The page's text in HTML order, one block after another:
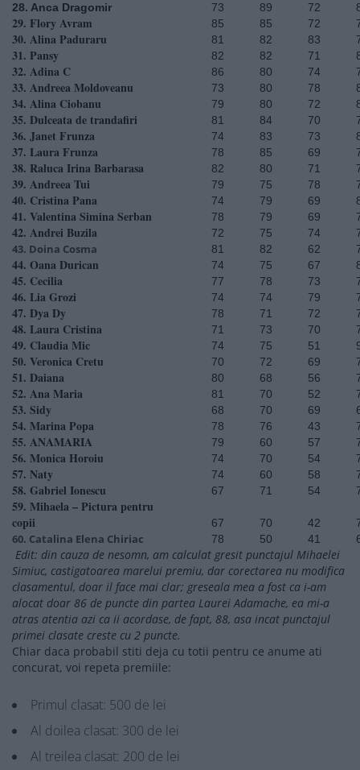
28. Anca Dragomir
73 89 72
29. Flory Avram 85 85 72
30. Alina Paduraru 81 82 83
31. Pansy 82 82 71
32. Adina C 86 80 74
33. Andreea Moldoveanu 73 80 78
34. Alina Ciobanu 79 80 72
35. Dulceata de trandafiri 81 84 70
36. Janet Frunza 74 83 73
37. Laura Frunza 78 85 69
38. Raluca Irina Barbarasa 82 80 71
39. Andreea Tui 79 75 78
40. Cristina Pana 74 79 69
41. Valentina Simina Serban 78 79 69
42. Andrei Buzila 72 75 74
43. Doina Cosma 81 82 62
44. Oana Durican 74 75 67
45. Cecilia 77 78 73
46. Lia Grozi 74 74 79
47. Dya Dy 78 71 72
48. Laura Cristina 71 73 70
49. Claudia Mic 74 75 51
50. Veronica Cretu 70 72 69
51. Daiana 80 68 56
52. Ana Maria 81 70 52
53. Sidy 68 70 69
54. Marina Popa 78 76 43
55. ANAMARIA 79 60 57
56. Monica Horoiu 74 70 54
57. Naty 74 60 58
58. Gabriel Ionescu 67 71 54
59. Mihaela – Pictura pentru
copii
67 70 42
60. Catalina Elena Chiriac 78 50 41
Edit: din cauza de nesomn, am calculat gresit punctajul Mihaelei
Simiuc, castigatoarea marelui premiu, dar corectarea nu modifica
clasamentul, doar il face mai clar; greseala mea a fost ca i-am
alocat doar 86 de puncte din partea Laurei Adamache, ea mi-a
atras atentia azi ca ii acordase, de fapt, 88, asa incat punctajul
primei clasate creste cu 2 puncte.
Chiar daca probabil stiti deja cu totii pentru ce anume ati
concurat, voi repeta premiile:
Primul clasat: 500 de lei
Al doilea clasat: 300 de lei
Al treilea clasat: 200 de lei